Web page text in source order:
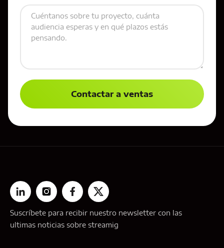
Suscríbete para recibir nuestro newsletter con las
ultimas noticias sobre streamig